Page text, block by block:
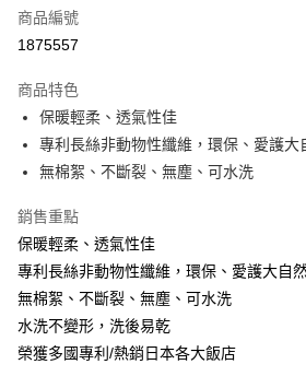
信用卡分期付款
合作金庫商業銀行
華南商業銀行
上海商業儲蓄銀行
台北富
國泰世華商業銀行
匯豐（台灣）商業銀行
聯邦商業銀行
元大商業銀行
永豐商
玉山商業銀行
台新國際商業銀行
台灣樂天信用卡公司
6 期 0 利率 每期
華南商業銀行
彰化商
上海商業儲蓄銀行
臺灣中小企業銀行
匯豐（台灣）商業銀行
聯邦商業銀行
遠東國
元大商業銀行
玉山商業銀行
台灣樂天信用卡公司
LINE Pay
Apple Pay
悠遊付
Google Pay
ATM付款
運送方式
商品編號
1875557
商品特色
保暖輕柔、透氣性佳
專利長絲非動物性纖維，環保、愛護大
無棉絮、不斷裂、無塵、可水洗
銷售重點
保暖輕柔、透氣性佳
專利長絲非動物性纖維，環保、愛護大自
無棉絮、不斷裂、無塵、可水洗
水洗不變形，洗後易乾
榮獲多國專利/熱銷日本各大飯店